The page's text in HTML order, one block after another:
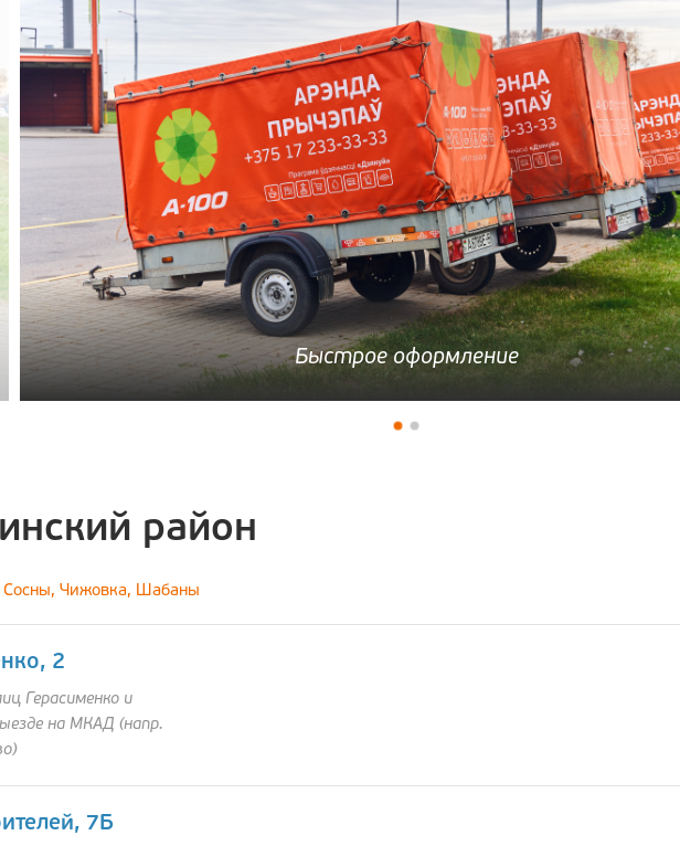
Быстрое оформление
район
Сосны, Чижовка, Шабаны
2
Герасименко и
на МКАД (напр.
7Б